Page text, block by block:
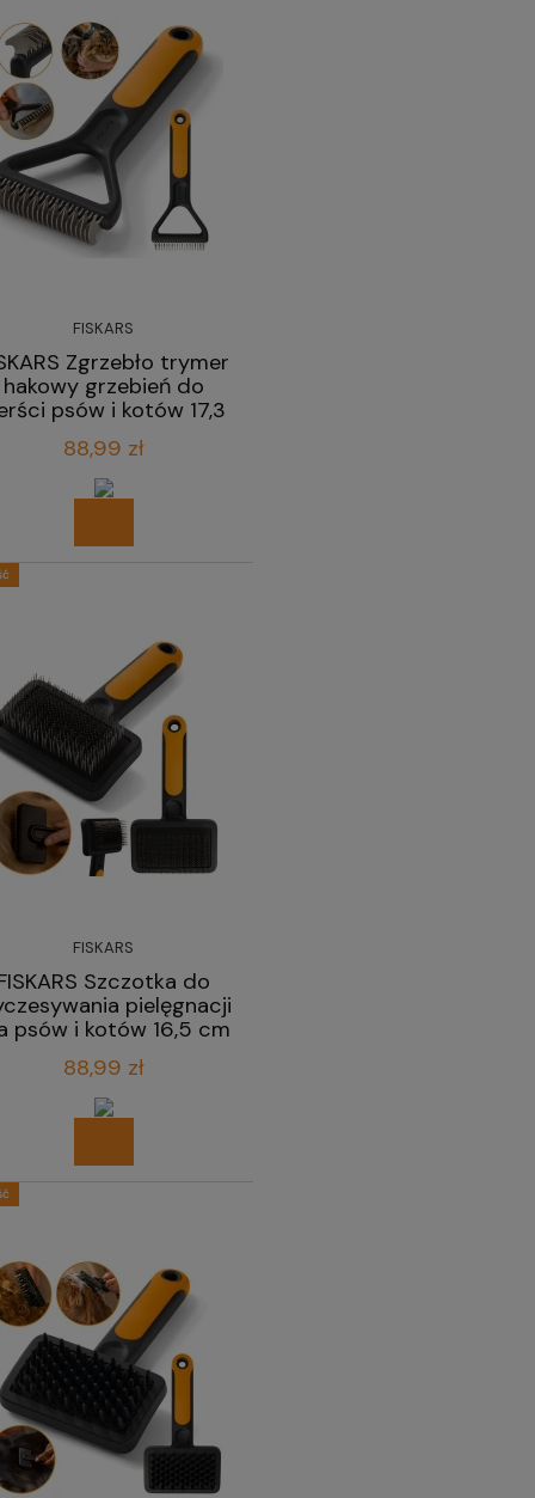
FISKARS
Zgrzebło trymer
hakowy grzebień do
psów i kotów 17,3
88,99 zł
FISKARS
Szczotka do
pielęgnacji
psów i kotów 16,5 cm
88,99 zł